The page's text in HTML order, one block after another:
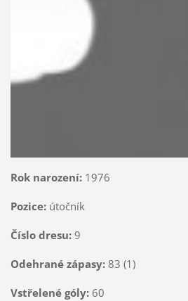
Rok narození: 1976
Pozice: útočník
Číslo dresu: 9
Odehrané zápasy: 83 (1)
Vstřelené góly: 60